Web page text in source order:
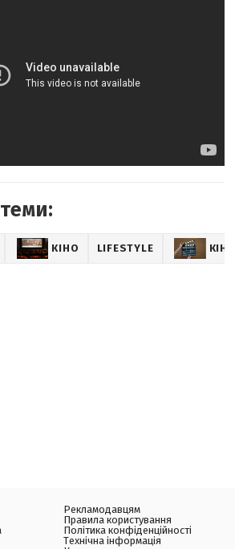
КІНО LIFESTYLE
Рекламодавцям
Правила користування
Політика конфіденційності
Технічна інформація